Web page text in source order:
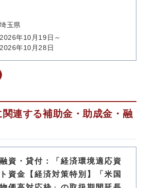
埼玉県
2026年10月19日～
2026年10月28日
連する補助金・助成金・融
融資・貸付：「経済環境適応資
資金【経済対策特別】「米国